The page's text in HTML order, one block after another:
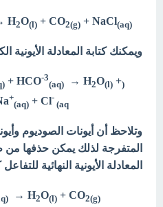
(
H2O(l)+ CO2(g)+ NaCl(aq
ويمكنك كتابة المعادلة الأيونية
(
+ HCO-3
(aq) → H2O(l) +
+
(aq) + Cl-
(aq
وتلاحظ أن أيونات الصوديوم
المتفرجة لذلك يمكن حذفها من
المعادلة الأيونية النهائية
(
→ H2O(l)+ CO2(g